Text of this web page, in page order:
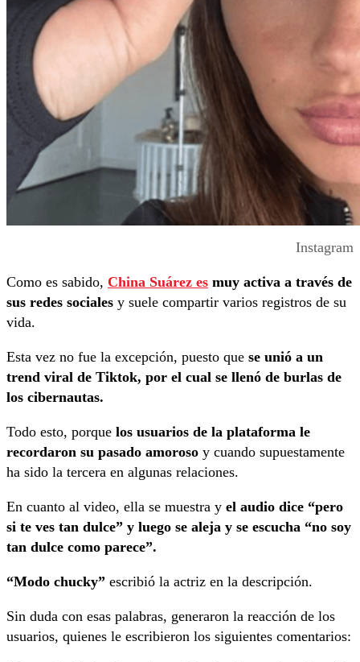
Instagram
Como es sabido, China Suárez es muy activa a través de
sus redes sociales y suele compartir varios registros de su
vida.
Esta vez no fue la excepción, puesto que se unió a un
trend viral de Tiktok, por el cual se llenó de burlas de
los cibernautas.
Todo esto, porque los usuarios de la plataforma le
recordaron su pasado amoroso y cuando supuestamente
ha sido la tercera en algunas relaciones.
En cuanto al video, ella se muestra y el audio dice “pero
si te ves tan dulce” y luego se aleja y se escucha “no soy
tan dulce como parece”.
“Modo chucky” escribió la actriz en la descripción.
Sin duda con esas palabras, generaron la reacción de los
usuarios, quienes le escribieron los siguientes comentarios: